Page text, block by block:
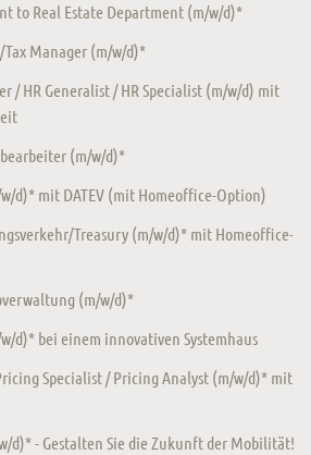
to Real Estate Department (m/w/d)*
Manager (m/w/d)*
/ HR Generalist / HR Specialist (m/w/d) mit
(m/w/d)*
d)* mit DATEV (mit Homeoffice-Option)
Treasury (m/w/d)* mit Homeoffice-
(m/w/d)*
d)* bei einem innovativen Systemhaus
Specialist / Pricing Analyst (m/w/d)* mit
d)* - Gestalten Sie die Zukunft der Mobilität!